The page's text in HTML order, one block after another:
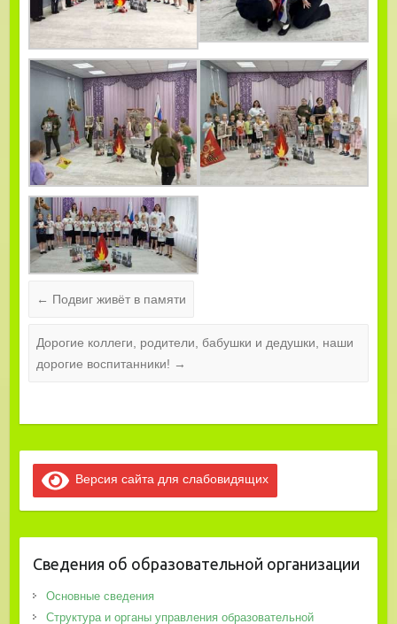
← Подвиг живёт в памяти
Дорогие коллеги, родители, бабушки и дедушки, наши
дорогие воспитанники! →
Версия сайта для слабовидящих
Сведения об образовательной организации
Основные сведения
Структура и органы управления образовательной